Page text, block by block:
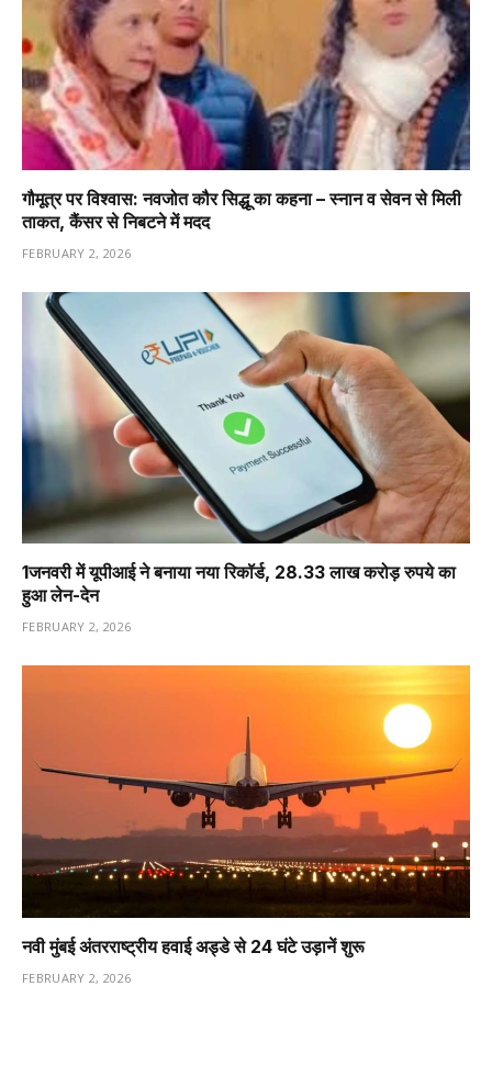
गौमूत्र पर विश्वास: नवजोत कौर सिद्धू का कहना – स्नान व सेवन से मिली
ताकत, कैंसर से निबटने में मदद
FEBRUARY 2, 2026
1️जनवरी में यूपीआई ने बनाया नया रिकॉर्ड, 28.33 लाख करोड़ रुपये का
हुआ लेन-देन
FEBRUARY 2, 2026
नवी मुंबई अंतरराष्ट्रीय हवाई अड्डे से 24 घंटे उड़ानें शुरू
FEBRUARY 2, 2026